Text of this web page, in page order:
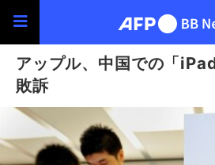
アップル、中国での「
敗訴